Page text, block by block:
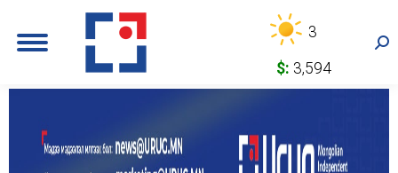
3
$: 3,594